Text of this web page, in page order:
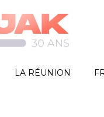
LA RÉUNION